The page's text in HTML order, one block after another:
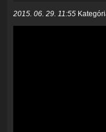
2015. 06. 29. 11:55